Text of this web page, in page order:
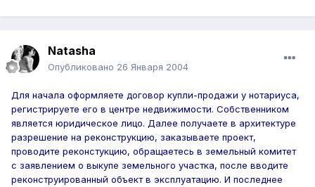
Natasha
Опубликовано 26 Января 2004
Для начала оформляете договор купли-продажи у нотариуса,
регистрируете его в центре недвижимости. Собственником
является юридическое лицо. Далее получаете в архитектуре
разрешение на реконструкцию, заказываете проект,
проводите реконстукцию, обращаетесь в земельный комитет
с заявлением о выкупе земельного участка, после вводите
реконструированный объект в эксплуатацию. И последнее